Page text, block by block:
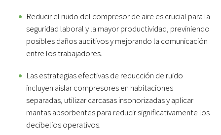
Reducir el ruido del compresor de aire es crucial para la
seguridad laboral y la mayor productividad, previniendo
posibles daños auditivos y mejorando la comunicación
entre los trabajadores.
Las estrategias efectivas de reducción de ruido
incluyen aislar compresores en habitaciones
separadas, utilizar carcasas insonorizadas y aplicar
mantas absorbentes para reducir significativamente los
decibelios operativos.